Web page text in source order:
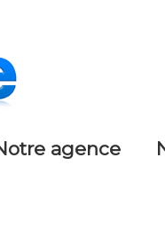
notre agence